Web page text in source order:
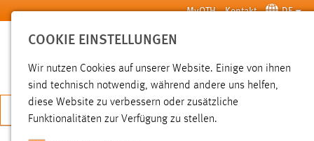
Zum Hauptinhalt springen MyOTH Kontakt DE
SUCHE
JETZT BEWERBEN
COOKIE EINSTELLUNGEN
Wir nutzen Cookies auf unserer Website. Einige von ihnen
sind technisch notwendig, während andere uns helfen,
diese Website zu verbessern oder zusätzliche
Funktionalitäten zur Verfügung zu stellen.